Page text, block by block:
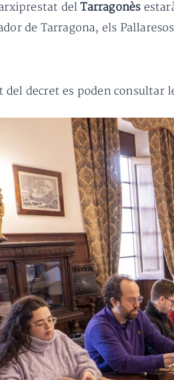
delTarragonès
de Tarragona, els
del decret es poden consultar